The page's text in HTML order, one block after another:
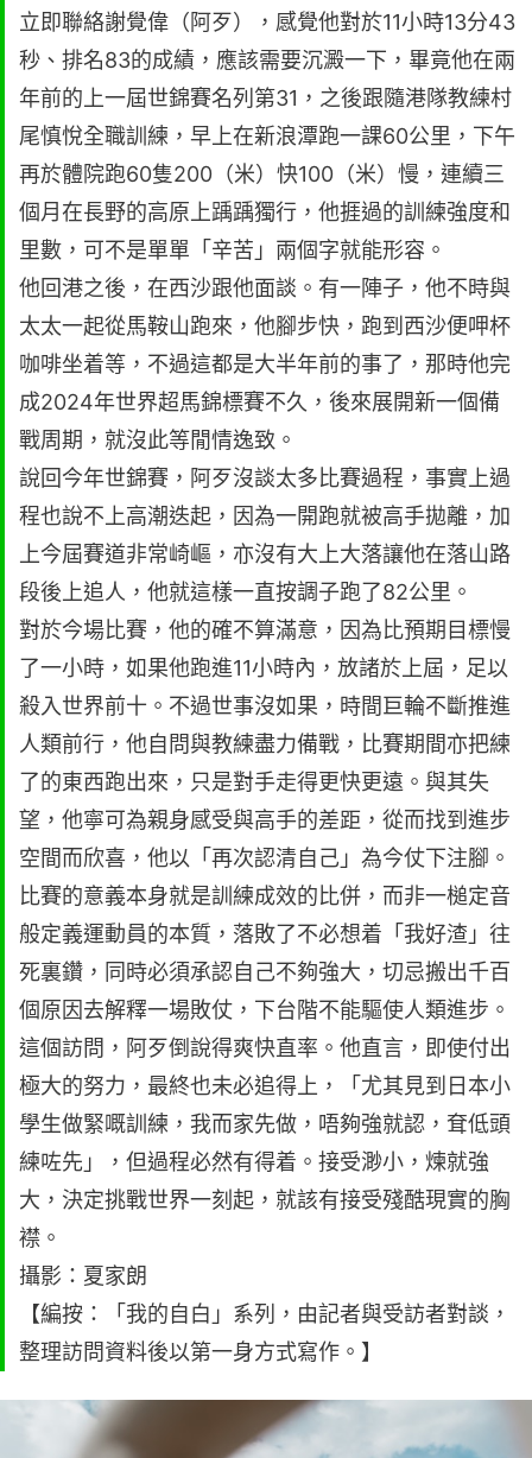
立即聯絡謝覺偉（阿歹），感覺他對於11小時13分43
秒、排名83的成績，應該需要沉澱一下，畢竟他在兩
年前的上一屆世錦賽名列第31，之後跟隨港隊教練村
尾慎悅全職訓練，早上在新浪潭跑一課60公里，下午
再於體院跑60隻200（米）快100（米）慢，連續三
個月在長野的高原上踽踽獨行，他捱過的訓練強度和
里數，可不是單單「辛苦」兩個字就能形容。
他回港之後，在西沙跟他面談。有一陣子，他不時與
太太一起從馬鞍山跑來，他腳步快，跑到西沙便呷杯
咖啡坐着等，不過這都是大半年前的事了，那時他完
成2024年世界超馬錦標賽不久，後來展開新一個備
戰周期，就沒此等閒情逸致。
說回今年世錦賽，阿歹沒談太多比賽過程，事實上過
程也說不上高潮迭起，因為一開跑就被高手拋離，加
上今屆賽道非常崎嶇，亦沒有大上大落讓他在落山路
段後上追人，他就這樣一直按調子跑了82公里。
對於今場比賽，他的確不算滿意，因為比預期目標慢
了一小時，如果他跑進11小時內，放諸於上屆，足以
殺入世界前十。不過世事沒如果，時間巨輪不斷推進
人類前行，他自問與教練盡力備戰，比賽期間亦把練
了的東西跑出來，只是對手走得更快更遠。與其失
望，他寧可為親身感受與高手的差距，從而找到進步
空間而欣喜，他以「再次認清自己」為今仗下注腳。
比賽的意義本身就是訓練成效的比併，而非一槌定音
般定義運動員的本質，落敗了不必想着「我好渣」往
死裏鑽，同時必須承認自己不夠強大，切忌搬出千百
個原因去解釋一場敗仗，下台階不能驅使人類進步。
這個訪問，阿歹倒說得爽快直率。他直言，即使付出
極大的努力，最終也未必追得上，「尤其見到日本小
學生做緊嘅訓練，我而家先做，唔夠強就認，耷低頭
練咗先」，但過程必然有得着。接受渺小，煉就強
大，決定挑戰世界一刻起，就該有接受殘酷現實的胸
襟。
攝影：夏家朗
【編按：「我的自白」系列，由記者與受訪者對談，
整理訪問資料後以第一身方式寫作。】